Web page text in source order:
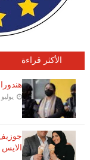
الأكثر قراءة
يوليو 28, 2022
الايس